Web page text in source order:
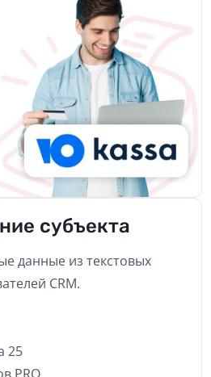
субъекта
данные из текстовых
CRM.
25